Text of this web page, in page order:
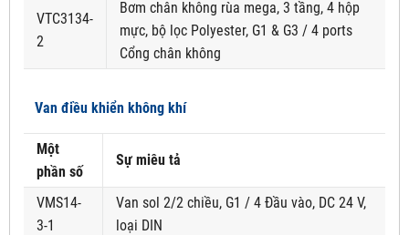
VTC3134-
2
Bơm chân không rùa mega, 3 tầng, 4 hộp
mực, bộ lọc Polyester, G1 & G3 / 4 ports
Cổng chân không
Van điều khiển không khí
Một
phần số
Sự miêu tả
VMS14-
3-1
Van sol 2/2 chiều, G1 / 4 Đầu vào, DC 24 V,
loại DIN